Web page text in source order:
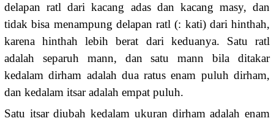
delapan ratl dari kacang adas dan kacang masy, dan
tidak bisa menampung delapan ratl (: kati) dari hinthah,
karena hinthah lebih berat dari keduanya. Satu ratl
adalah separuh mann, dan satu mann bila ditakar
kedalam dirham adalah dua ratus enam puluh dirham,
dan kedalam itsar adalah empat puluh.
Satu itsar diubah kedalam ukuran dirham adalah enam